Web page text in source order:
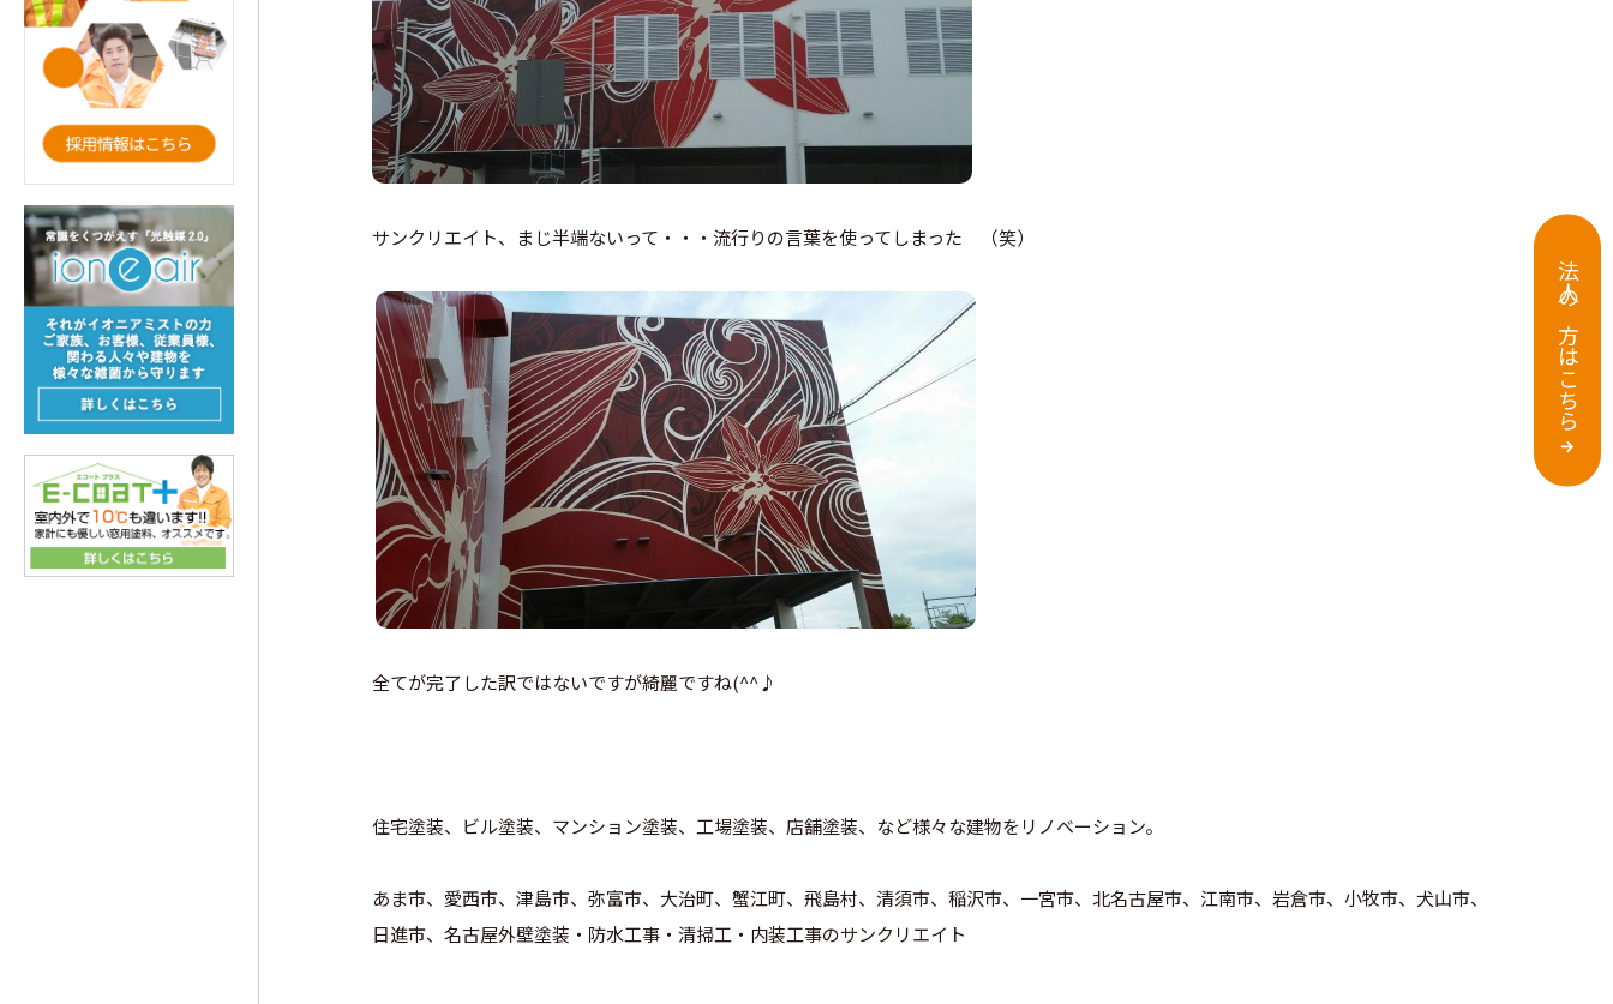
サンクリエイト、まじ半端ないって・・・流行りの言葉を使ってしまった （笑）
全てが完了した訳ではないですが綺麗ですね(^^♪
住宅塗装、ビル塗装、マンション塗装、工場塗装、店舗塗装、など様々な建物をリノベーション。
あま市、愛西市、津島市、弥富市、大治町、蟹江町、飛島村、清須市、稲沢市、一宮市、北名古屋市、江南市、岩倉市、小牧市、犬山市、
日進市、名古屋外壁塗装・防水工事・清掃工・内装工事のサンクリエイト
法人の方はこちら